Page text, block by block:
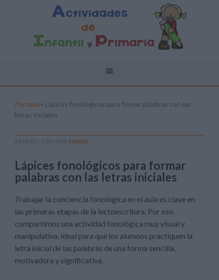
Portada » Lápices fonológicos para formar palabras con las
letras iniciales
8 ENERO, 2026 POR MARÍA
Lápices fonológicos para formar
palabras con las letras iniciales
Trabajar la conciencia fonológica en el aula es clave en
las primeras etapas de la lectoescritura. Por eso,
compartimos una actividad fonológica muy visual y
manipulativa, ideal para que los alumnos practiquen la
letra inicial de las palabras de una forma sencilla,
motivadora y significativa.